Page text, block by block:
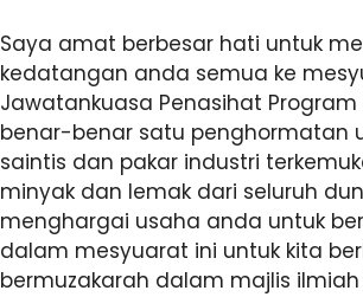
Saya amat berbesar hati untuk
kedatangan anda semua ke
Jawatankuasa Penasihat Program
benar-benar satu penghormatan
saintis dan pakar industri
minyak dan lemak dari seluruh
menghargai usaha anda untuk
dalam mesyuarat ini untuk kita
bermuzakarah dalam majlis ilmiah